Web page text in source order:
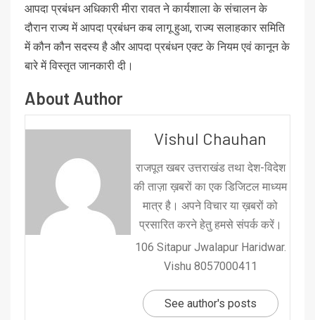
आपदा प्रबंधन अधिकारी मीरा रावत ने कार्यशाला के संचालन के
दौरान राज्य में आपदा प्रबंधन कब लागू हुआ, राज्य सलाहकार समिति
में कौन कौन सदस्य है और आपदा प्रबंधन एक्ट के नियम एवं कानून के
बारे में विस्तृत जानकारी दी।
About Author
Vishul Chauhan
राजपूत खबर उत्तराखंड तथा देश-विदेश
की ताज़ा ख़बरों का एक डिजिटल माध्यम
मात्र है। अपने विचार या ख़बरों को
प्रसारित करने हेतु हमसे संपर्क करें।
106 Sitapur Jwalapur Haridwar.
Vishu 8057000411
See author's posts